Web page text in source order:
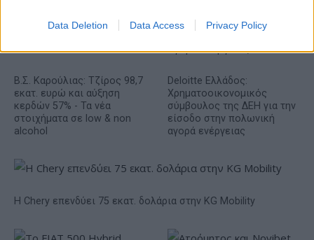
Data Deletion Data Access Privacy Policy
Β.Σ. Καρούλιας: Τζίρος 98,7
εκατ. ευρώ και αύξηση
κερδών 57% - Τα νέα
στοιχήματα σε low & non
alcohol
Deloitte Ελλάδος:
Χρηματοοικονομικός
σύμβουλος της ΔΕΗ για την
είσοδο στην πολωνική
αγορά ενέργειας
Η Chery επενδύει 75 εκατ. δολάρια στην KG Mobility